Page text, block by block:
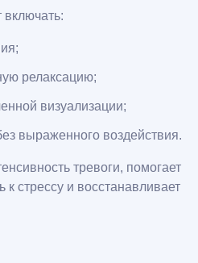
релаксацию;
визуализации;
выраженного воздействия.
тревоги, помогает
к стрессу и восстанавливает